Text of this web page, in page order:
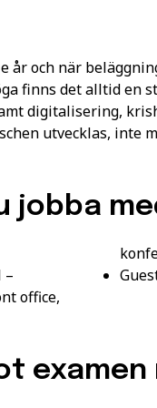
år och när
finns det alltid en
digitalisering,
utvecklas, inte
jobba
–
office,
examen
post*
som jag har läst
vi registrerar
mer information
Särskilda förkunskaper